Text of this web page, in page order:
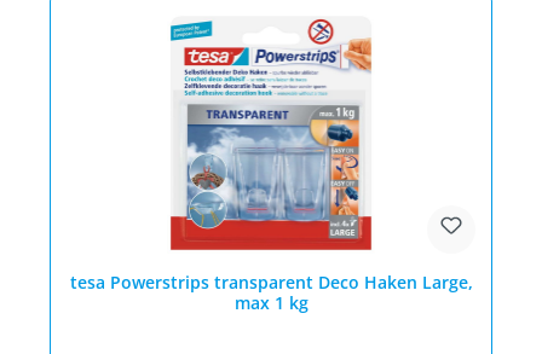
tesa Powerstrips transparent Deco Haken Large,
max 1 kg